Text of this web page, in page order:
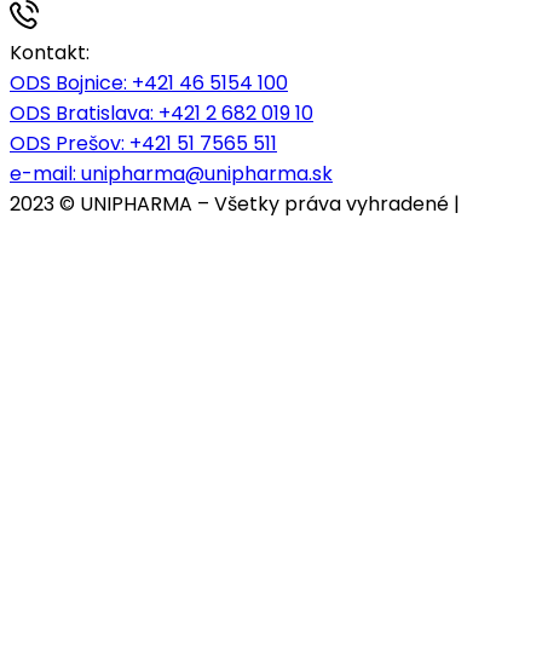
Kontakt:
ODS Bojnice: +421 46 5154 100
ODS Bratislava: +421 2 682 019 10
ODS Prešov: +421 51 7565 511
e-mail: unipharma@unipharma.sk
2023 © UNIPHARMA – Všetky práva vyhradené |